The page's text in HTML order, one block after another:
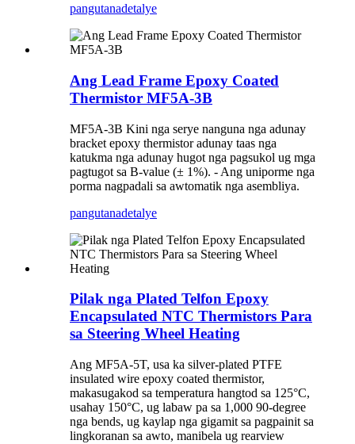
pangutanadetalye
Ang Lead Frame Epoxy Coated
Thermistor MF5A-3B
MF5A-3B Kini nga serye nanguna nga adunay
bracket epoxy thermistor adunay taas nga
katukma nga adunay hugot nga pagsukol ug mga
pagtugot sa B-value (± 1%). - Ang uniporme nga
porma nagpadali sa awtomatik nga asembliya.
pangutanadetalye
Pilak nga Plated Telfon Epoxy
Encapsulated NTC Thermistors Para
sa Steering Wheel Heating
Ang MF5A-5T, usa ka silver-plated PTFE
insulated wire epoxy coated thermistor,
makasugakod sa temperatura hangtod sa 125°C,
usahay 150°C, ug labaw pa sa 1,000 90-degree
nga bends, ug kaylap nga gigamit sa pagpainit sa
lingkoranan sa awto, manibela ug rearview